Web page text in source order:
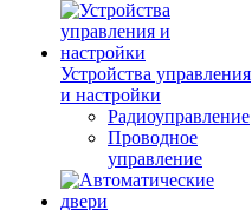
Устройства управления
и настройки
Радиоуправление
Проводное
управление